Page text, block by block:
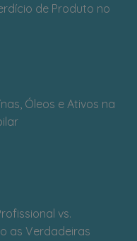
de Produto no
Óleos e Ativos na
vs.
as Verdadeiras